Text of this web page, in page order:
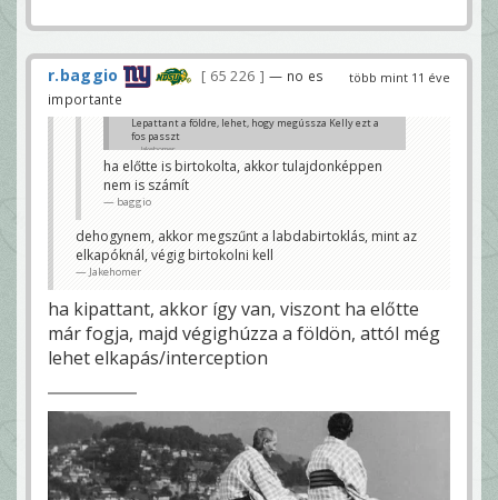
több mint 11 éve
r.baggio 65 226
— no es
importante
Lepattant a földre, lehet, hogy megússza Kelly ezt a
fos passzt
Jakehomer
ha előtte is birtokolta, akkor tulajdonképpen
nem is számít
baggio
dehogynem, akkor megszűnt a labdabirtoklás, mint az
elkapóknál, végig birtokolni kell
Jakehomer
ha kipattant, akkor így van, viszont ha előtte
már fogja, majd végighúzza a földön, attól még
lehet elkapás/interception